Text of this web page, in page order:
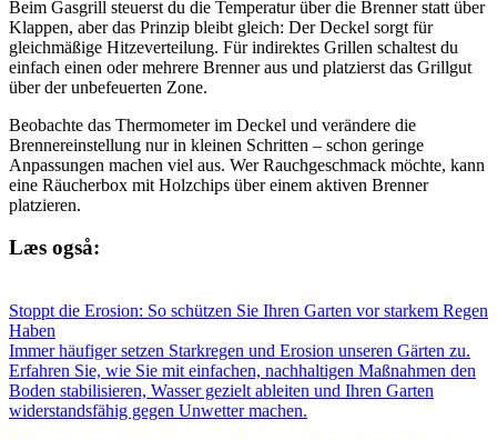
Beim Gasgrill steuerst du die Temperatur über die Brenner statt über
Klappen, aber das Prinzip bleibt gleich: Der Deckel sorgt für
gleichmäßige Hitzeverteilung. Für indirektes Grillen schaltest du
einfach einen oder mehrere Brenner aus und platzierst das Grillgut
über der unbefeuerten Zone.
Beobachte das Thermometer im Deckel und verändere die
Brennereinstellung nur in kleinen Schritten – schon geringe
Anpassungen machen viel aus. Wer Rauchgeschmack möchte, kann
eine Räucherbox mit Holzchips über einem aktiven Brenner
platzieren.
Læs også:
Stoppt die Erosion: So schützen Sie Ihren Garten vor starkem Regen
Haben
Immer häufiger setzen Starkregen und Erosion unseren Gärten zu.
Erfahren Sie, wie Sie mit einfachen, nachhaltigen Maßnahmen den
Boden stabilisieren, Wasser gezielt ableiten und Ihren Garten
widerstandsfähig gegen Unwetter machen.